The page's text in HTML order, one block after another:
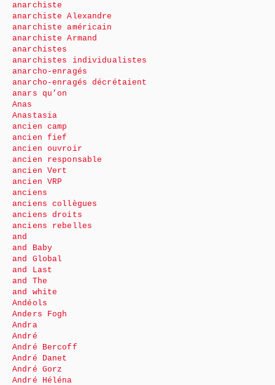
anarchiste
anarchiste Alexandre
anarchiste américain
anarchiste Armand
anarchistes
anarchistes individualistes
anarcho-enragés
anarcho-enragés décrétaient
anars qu’on
Anas
Anastasia
ancien camp
ancien fief
ancien ouvroir
ancien responsable
ancien Vert
ancien VRP
anciens
anciens collègues
anciens droits
anciens rebelles
and
and Baby
and Global
and Last
and The
and white
Andéols
Anders Fogh
Andra
André
André Bercoff
André Danet
André Gorz
André Héléna